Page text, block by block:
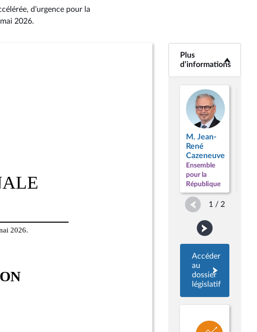
d’urgence pour la
2026.
Plus
d’informations
<b>Plus
d’informations</b>
M. Jean-
René
Cazeneuve
Ensemble
pour la
République
1 / 2
Accéder
au
dossier
législatif